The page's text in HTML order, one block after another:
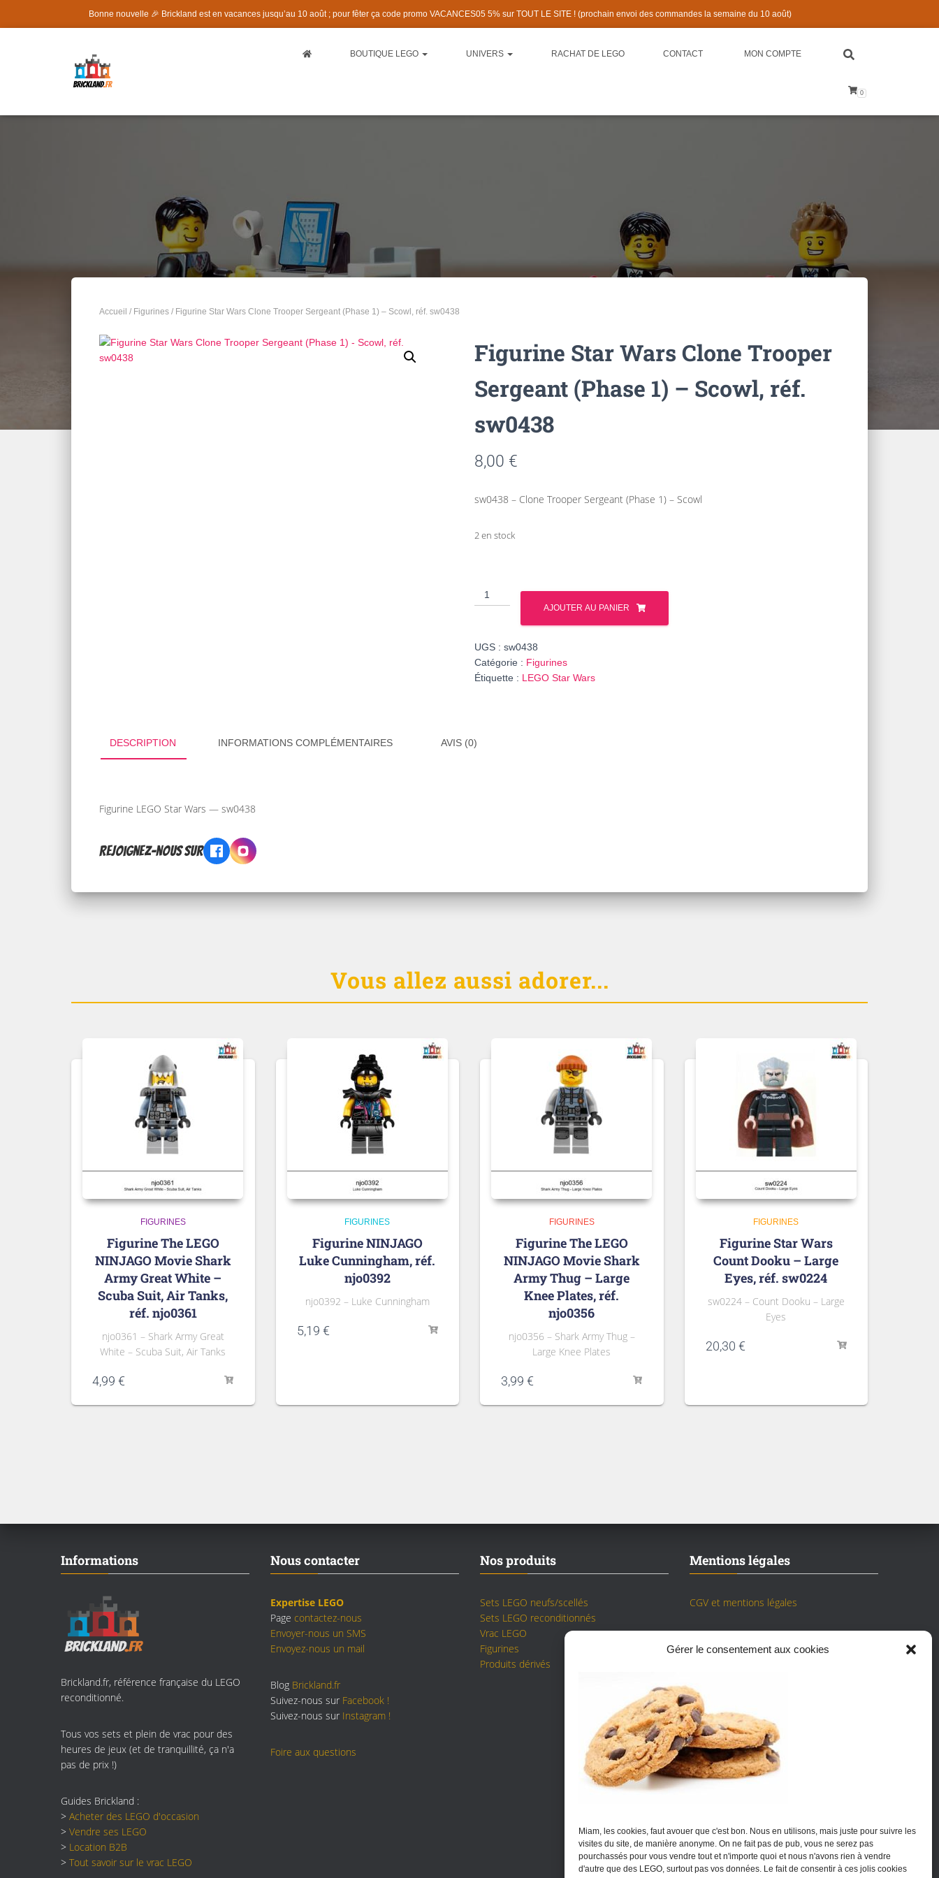
Gérer le consentement aux cookies
Miam, les cookies, faut avouer que c'est bon. Nous en utilisons, mais juste pour suivre les
visites du site, de manière anonyme. On ne fait pas de pub, vous ne serez pas
pourchassés pour vous vendre tout et n'importe quoi et nous n'avons rien à vendre
d'autre que des LEGO, surtout pas vos données. Le fait de consentir à ces jolis cookies
Bonne nouvelle 🎉 Brickland est en vacances jusqu’au 10 août ; pour fêter ça code promo VACANCES05 5% sur TOUT LE SITE ! (prochain envoi des commandes la semaine du 10 août)
BOUTIQUE LEGO UNIVERS RACHAT DE LEGO CONTACT MON COMPTE
0
Accueil / Figurines / Figurine Star Wars Clone Trooper Sergeant (Phase 1) – Scowl, réf. sw0438
Figurine Star Wars Clone Trooper
Sergeant (Phase 1) – Scowl, réf.
sw0438
8,00 €
sw0438 – Clone Trooper Sergeant (Phase 1) – Scowl
2 en stock
quantité
de
Wars
Clone
Trooper
-
AJOUTER AU PANIER
UGS : sw0438
Catégorie : Figurines
Étiquette : LEGO Star Wars
DESCRIPTION INFORMATIONS COMPLÉMENTAIRES AVIS (0)
Figurine LEGO Star Wars — sw0438
Rejoignez-nous sur
Vous allez aussi adorer...
FIGURINES
Figurine The LEGO
NINJAGO Movie Shark
Army Great White –
Scuba Suit, Air Tanks,
réf. njo0361
njo0361 – Shark Army Great
White – Scuba Suit, Air Tanks
4,99 €
FIGURINES
Figurine NINJAGO
Luke Cunningham, réf.
njo0392
njo0392 – Luke Cunningham
5,19 €
FIGURINES
Figurine The LEGO
NINJAGO Movie Shark
Army Thug – Large
Knee Plates, réf.
njo0356
njo0356 – Shark Army Thug –
Large Knee Plates
3,99 €
FIGURINES
Figurine Star Wars
Count Dooku – Large
Eyes, réf. sw0224
sw0224 – Count Dooku – Large
Eyes
20,30 €
Informations
Brickland.fr, référence française du LEGO
reconditionné.
Tous vos sets et plein de vrac pour des
heures de jeux (et de tranquillité, ça n'a
pas de prix !)
Guides Brickland :
> Acheter des LEGO d'occasion
> Vendre ses LEGO
> Location B2B
> Tout savoir sur le vrac LEGO
Nous contacter
Expertise LEGO
Page contactez-nous
Envoyer-nous un SMS
Envoyez-nous un mail
Blog Brickland.fr
Suivez-nous sur Facebook !
Suivez-nous sur Instagram !
Foire aux questions
Nos produits
Sets LEGO neufs/scellés
Sets LEGO reconditionnés
Vrac LEGO
Figurines
Produits dérivés
Mentions légales
CGV et mentions légales
d'achat/revente de LEGO mais n'est en
sponsorisé par elle. Brickland.fr ne se
revendique pas de l'écosystème LEGO.